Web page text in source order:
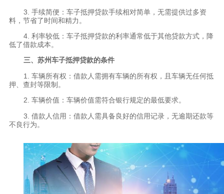
3. 手续简便：车子抵押贷款手续相对简单，无需提供过多资
料，节省了时间和精力。
4. 利率较低：车子抵押贷款的利率通常低于其他贷款方式，降
低了借款成本。
三、苏州车子抵押贷款的条件
1. 车辆所有权：借款人需拥有车辆的所有权，且车辆无任何抵
押、查封等限制。
2. 车辆价值：车辆价值需符合银行规定的最低要求。
3. 借款人信用：借款人需具备良好的信用记录，无逾期还款等
不良行为。